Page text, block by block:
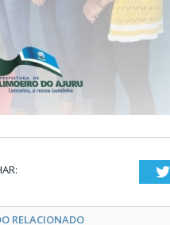
RELACIONADO